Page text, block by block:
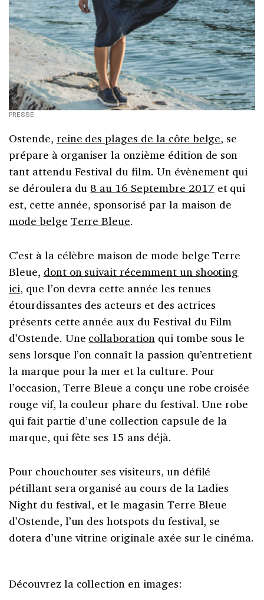
PRESSE
Ostende, reine des plages de la côte belge, se
prépare à organiser la onzième édition de son
tant attendu Festival du film. Un évènement qui
se déroulera du 8 au 16 Septembre 2017 et qui
est, cette année, sponsorisé par la maison de
mode belge Terre Bleue.
C’est à la célèbre maison de mode belge Terre
Bleue, dont on suivait récemment un shooting
ici, que l’on devra cette année les tenues
étourdissantes des acteurs et des actrices
présents cette année aux du Festival du Film
d’Ostende. Une collaborationqui tombe sous le
sens lorsque l’on connaît la passion qu’entretient
la marque pour la mer et la culture. Pour
l’occasion, Terre Bleue a conçu une robe croisée
rouge vif, la couleur phare du festival. Une robe
qui fait partie d’une collection capsule de la
marque, qui fête ses 15 ans déjà.
Pour chouchouter ses visiteurs, un défilé
pétillant sera organisé au cours de la Ladies
Night du festival, et le magasin Terre Bleue
d’Ostende, l’un des hotspots du festival, se
dotera d’une vitrine originale axée sur le cinéma.
Découvrez la collection en images: